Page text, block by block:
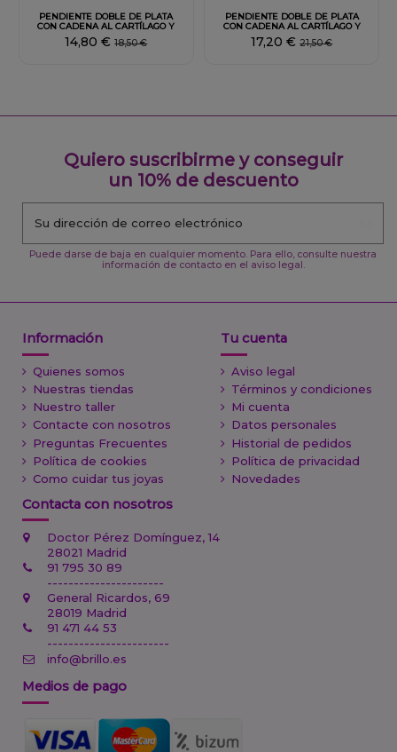
PENDIENTE DOBLE DE PLATA
CON CADENA AL CARTÍLAGO Y
ESTRELLA
14,80 €18,50 €
PENDIENTE DOBLE DE PLATA
CON CADENA AL CARTÍLAGO Y
ESTRELLA DORADA
17,20 €21,50 €
Quiero suscribirme y conseguir
un 10% de descuento
Puede darse de baja en cualquier momento. Para ello, consulte nuestra
información de contacto en el aviso legal.
Información
Quienes somos
Nuestras tiendas
Nuestro taller
Contacte con nosotros
Preguntas Frecuentes
Política de cookies
Como cuidar tus joyas
Tu cuenta
Aviso legal
Términos y condiciones
Mi cuenta
Datos personales
Historial de pedidos
Política de privacidad
Novedades
Contacta con nosotros
Doctor Pérez Domínguez, 14
28021 Madrid
91 795 30 89
----------------------
General Ricardos, 69
28019 Madrid
91 471 44 53
-----------------------
info@brillo.es
Medios de pago